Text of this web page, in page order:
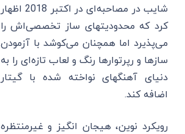
شایب در مصاحبه‌ای در اکتبر 2018 اظهار
کرد که محدودیتهای ساز تخصصی‌اش را
می‌پذیرد اما همچنان می‌کوشد با آزمودن
سازها و رپرتوارها رنگ و لعاب تازه‌ای را به
دنیای آهنگهای نواخته شده با گیتار
اضافه کند.
رویکرد نوین، هیجان انگیز و غیرمنتظره